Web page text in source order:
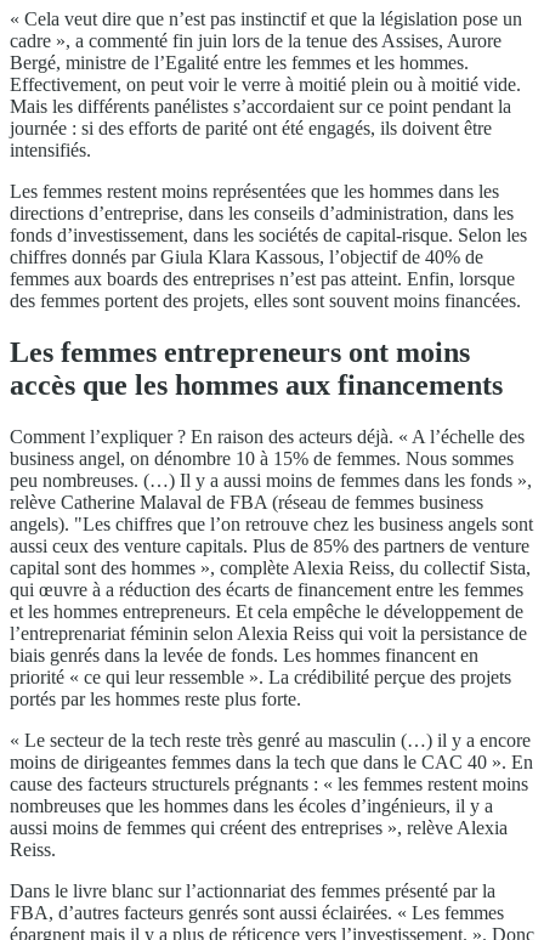
« Cela veut dire que n’est pas instinctif et que la législation pose un
cadre », a commenté fin juin lors de la tenue des Assises, Aurore
Bergé, ministre de l’Egalité entre les femmes et les hommes.
Effectivement, on peut voir le verre à moitié plein ou à moitié vide.
Mais les différents panélistes s’accordaient sur ce point pendant la
journée : si des efforts de parité ont été engagés, ils doivent être
intensifiés.
Les femmes restent moins représentées que les hommes dans les
directions d’entreprise, dans les conseils d’administration, dans les
fonds d’investissement, dans les sociétés de capital-risque. Selon les
chiffres donnés par Giula Klara Kassous, l’objectif de 40% de
femmes aux boards des entreprises n’est pas atteint. Enfin, lorsque
des femmes portent des projets, elles sont souvent moins financées.
Les femmes entrepreneurs ont moins
accès que les hommes aux financements
Comment l’expliquer ? En raison des acteurs déjà. « A l’échelle des
business angel, on dénombre 10 à 15% de femmes. Nous sommes
peu nombreuses. (…) Il y a aussi moins de femmes dans les fonds »,
relève Catherine Malaval de FBA (réseau de femmes business
angels). "Les chiffres que l’on retrouve chez les business angels sont
aussi ceux des venture capitals. Plus de 85% des partners de venture
capital sont des hommes », complète Alexia Reiss, du collectif Sista,
qui œuvre à a réduction des écarts de financement entre les femmes
et les hommes entrepreneurs. Et cela empêche le développement de
l’entreprenariat féminin selon Alexia Reiss qui voit la persistance de
biais genrés dans la levée de fonds. Les hommes financent en
priorité « ce qui leur ressemble ». La crédibilité perçue des projets
portés par les hommes reste plus forte.
« Le secteur de la tech reste très genré au masculin (…) il y a encore
moins de dirigeantes femmes dans la tech que dans le CAC 40 ». En
cause des facteurs structurels prégnants : « les femmes restent moins
nombreuses que les hommes dans les écoles d’ingénieurs, il y a
aussi moins de femmes qui créent des entreprises », relève Alexia
Reiss.
Dans le livre blanc sur l’actionnariat des femmes présenté par la
FBA, d’autres facteurs genrés sont aussi éclairées. « Les femmes
épargnent mais il y a plus de réticence vers l’investissement. ». Donc